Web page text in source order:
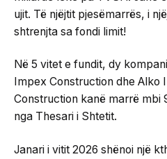
ujit. Të njëjtit pjesëmarrës, i
shtrenjta sa fondi limit!
Në 5 vitet e fundit, dy
Impex Construction dhe Alko
Construction kanë marrë mbi
nga Thesari i Shtetit.
​Janari i vitit 2026 shënoi një